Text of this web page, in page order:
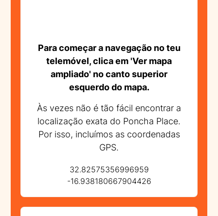
Para começar a navegação no teu
telemóvel, clica em 'Ver mapa
ampliado' no canto superior
esquerdo do mapa.
Às vezes não é tão fácil encontrar a
localização exata do Poncha Place.
Por isso, incluímos as coordenadas
GPS.
32.82575356996959
-16.938180667904426